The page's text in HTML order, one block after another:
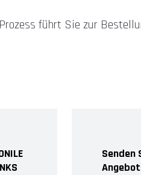
Prozess führt Sie zur
Senden